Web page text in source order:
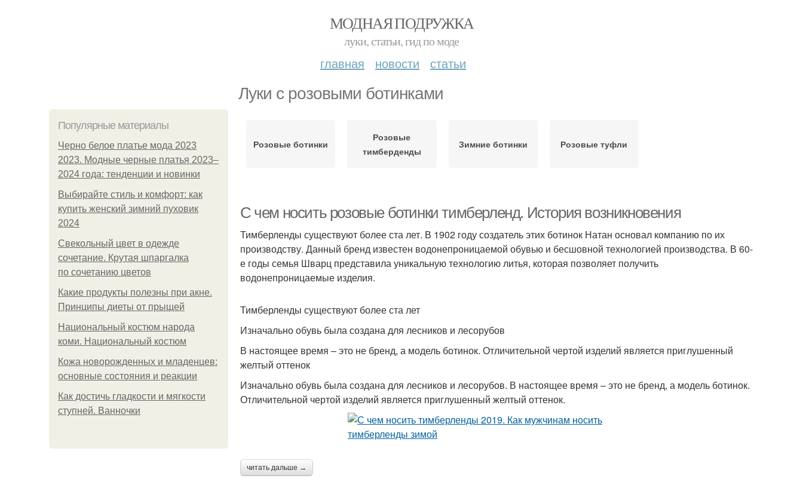
МОДНАЯ ПОДРУЖКА
луки, статьи, гид по моде
главная новости статьи
Луки с розовыми ботинками
Популярные материалы
Черно белое платье мода 2023
2023. Модные черные платья 2023–
2024 года: тенденции и новинки
Выбирайте стиль и комфорт: как
купить женский зимний пуховик
2024
Свекольный цвет в одежде
сочетание. Крутая шпаргалка
по сочетанию цветов
Какие продукты полезны при акне.
Принципы диеты от прыщей
Национальный костюм народа
коми. Национальный костюм
Кожа новорожденных и младенцев:
основные состояния и реакции
Как достичь гладкости и мягкости
ступней. Ванночки
Розовые ботинки
Розовые
тимберденды
Зимние ботинки Розовые туфли
С чем носить розовые ботинки тимберленд. История возникновения
Тимберленды существуют более ста лет. В 1902 году создатель этих ботинок Натан основал компанию по их
производству. Данный бренд известен водонепроницаемой обувью и бесшовной технологией производства. В 60-
е годы семья Шварц представила уникальную технологию литья, которая позволяет получить
водонепроницаемые изделия.
Тимберленды существуют более ста лет
Изначально обувь была создана для лесников и лесорубов
В настоящее время – это не бренд, а модель ботинок. Отличительной чертой изделий является приглушенный
желтый оттенок
Изначально обувь была создана для лесников и лесорубов. В настоящее время – это не бренд, а модель ботинок.
Отличительной чертой изделий является приглушенный желтый оттенок.
читать дальше →